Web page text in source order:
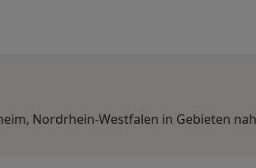
Nordrhein-Westfalen in Gebieten